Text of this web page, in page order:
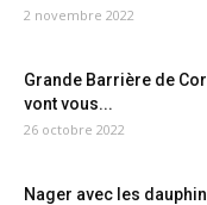
2 novembre 2022
Grande Barrière de
vont vous...
26 octobre 2022
Nager avec les